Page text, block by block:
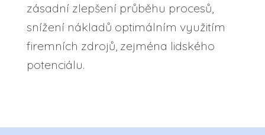
zásadní zlepšení průběhu procesů,
snížení nákladů optimálním využitím
firemních zdrojů, zejména lidského
potenciálu.